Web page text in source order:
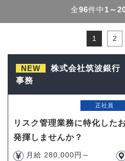
全96件中 1～
1 2
NEW
株式会社筑波銀
事務
正社員
リスク管理業務に特化した
発揮しませんか？
月給 280,000円～